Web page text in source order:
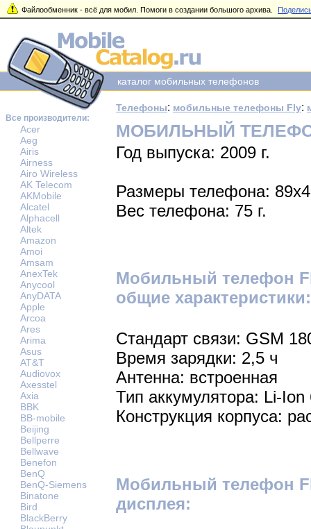
Файлообменник - всё для мобил. Помоги в создании большого архива.
Все производители:
Acer
Aeg
Airis
Airness
Airo Wireless
AK Telecom
AKMobile
Alcatel
Alphacell
Altek
Amazon
Amoi
Amsam
AnexTek
Anycool
AnyDATA
Apple
Arcoa
Ares
Arima
Asus
AT&T
Audiovox
Axesstel
Axia
BBK
BB-mobile
Beijing
Bellperre
Bellwave
Benefon
BenQ
BenQ-Siemens
Binatone
Bird
BlackBerry
каталог мобильных телефонов
Телефоны: мобильные телефоны Fly:
МОБИЛЬНЫЙ
Год выпуска: 2009 г.
Размеры телефона:
Вес телефона: 75 г.
Мобильный телефон
общие характеристики:
Стандарт связи: GSM
Время зарядки: 2,5 ч
Антенна: встроенная
Тип аккумулятора: Li-
Конструкция корпуса:
Мобильный телефон
дисплея: